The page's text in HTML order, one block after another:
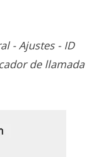
- Ajustes - ID
de llamada